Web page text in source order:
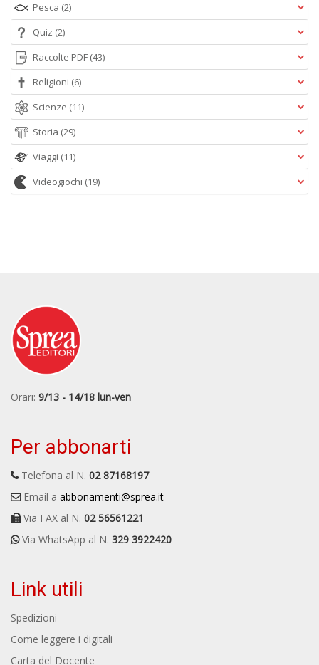
Pesca (2)
Quiz (2)
Raccolte PDF (43)
Religioni (6)
Scienze (11)
Storia (29)
Viaggi (11)
Videogiochi (19)
Orari: 9/13 - 14/18 lun-ven
Per abbonarti
Telefona al N. 02 87168197
Email a abbonamenti@sprea.it
Via FAX al N. 02 56561221
Via WhatsApp al N. 329 3922420
Link utili
Spedizioni
Come leggere i digitali
Carta del Docente